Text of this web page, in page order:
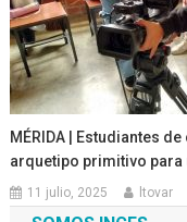
MÉRIDA | Estudiantes
arquetipo primitivo
11 julio, 2025 ltovar